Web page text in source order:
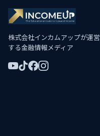
株式会社インカムアップが運営
する金融情報メディア